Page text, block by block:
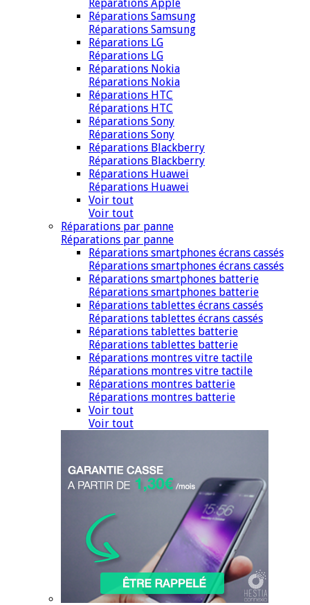
Réparations Apple
Réparations Samsung
Réparations Samsung
Réparations LG
Réparations LG
Réparations Nokia
Réparations Nokia
Réparations HTC
Réparations HTC
Réparations Sony
Réparations Sony
Réparations Blackberry
Réparations Blackberry
Réparations Huawei
Réparations Huawei
Voir tout
Voir tout
Réparations par panne
Réparations par panne
Réparations smartphones écrans cassés
Réparations smartphones écrans cassés
Réparations smartphones batterie
Réparations smartphones batterie
Réparations tablettes écrans cassés
Réparations tablettes écrans cassés
Réparations tablettes batterie
Réparations tablettes batterie
Réparations montres vitre tactile
Réparations montres vitre tactile
Réparations montres batterie
Réparations montres batterie
Voir tout
Voir tout